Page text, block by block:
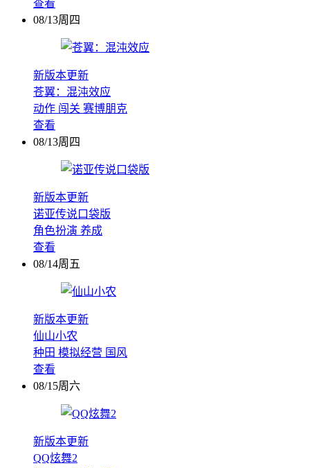
查看
08/13周四
新版本更新
苍翼：混沌效应
动作 闯关 赛博朋克
查看
08/13周四
新版本更新
诺亚传说口袋版
角色扮演 养成
查看
08/14周五
新版本更新
仙山小农
种田 模拟经营 国风
查看
08/15周六
新版本更新
QQ炫舞2